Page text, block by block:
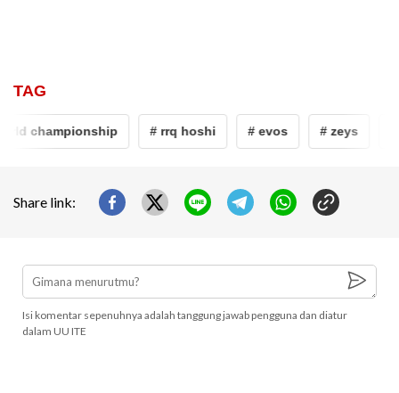
TAG
championship # rrq hoshi # evos # zeys
Share link:
Isi komentar sepenuhnya adalah tanggung jawab pengguna dan diatur
dalam UU ITE